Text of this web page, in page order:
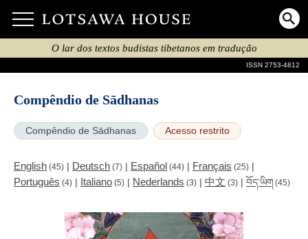
O lar dos textos budistas tibetanos em tradução
ISSN 2753-4812
Compêndio de Sādhanas
Compêndio de Sādhanas Acesso restrito
English (45) | Deutsch (7) | Español (44) | Français (25) |
Português (4) | Italiano (5) | Nederlands (3) | 中文 (3) | བོད་ཡིག (45)